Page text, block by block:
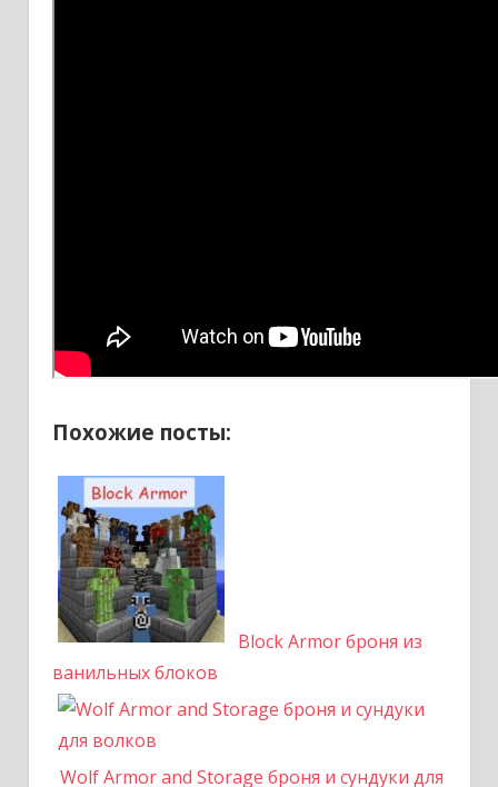
Похожие посты:
Block Armor броня из
ванильных блоков
Wolf Armor and Storage броня и сундуки для